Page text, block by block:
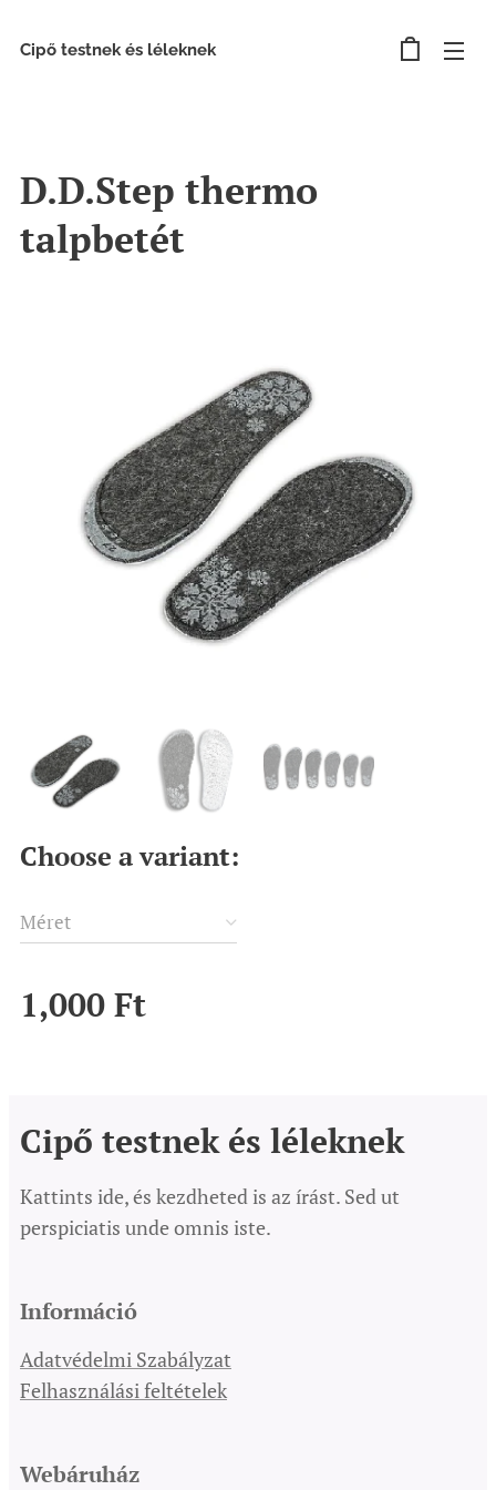
Cipő testnek és léleknek
D.D.Step thermo
talpbetét
Choose a variant:
Méret
1,000 Ft
Cipő testnek és léleknek
Kattints ide, és kezdheted is az írást. Sed ut
perspiciatis unde omnis iste.
Információ
Adatvédelmi Szabályzat
Felhasználási feltételek
Webáruház